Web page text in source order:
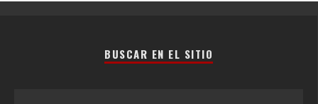
BUSCAR EN EL SITIO